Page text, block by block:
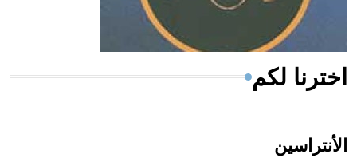
أجود أنواعه، ويمتاز بكبر الحجم ويسمى الش
اخترنا لكم
الأنتراسين